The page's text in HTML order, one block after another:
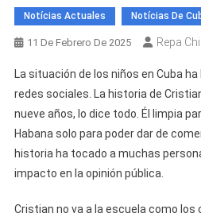
Notícias Actuales Notícias De
11 De Febrero De 2025 Repa
La situación de los niños en Cuba
redes sociales. La historia de
nueve años, lo dice todo. Él limpia
Habana solo para poder dar de
historia ha tocado a muchas
impacto en la opinión pública.
Cristian no va a la escuela como los